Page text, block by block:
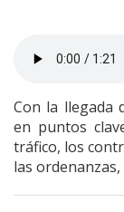
Con la llegada
en puntos
tráfico, los
las